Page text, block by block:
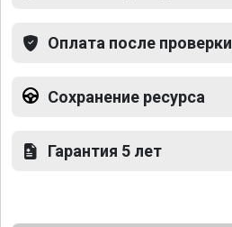
Оплата после проверки
Сохранение ресурса
Гарантия 5 лет